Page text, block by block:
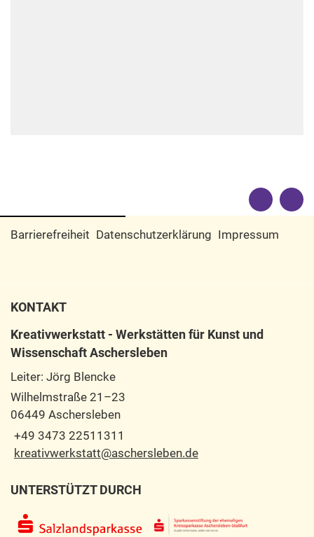
Barrierefreiheit Datenschutzerklärung Impressum
KONTAKT
Kreativwerkstatt - Werkstätten für Kunst und
Wissenschaft Aschersleben
Leiter: Jörg Blencke
Wilhelmstraße 21–23
06449 Aschersleben
+49 3473 22511311
kreativwerkstatt@aschersleben.de
UNTERSTÜTZT DURCH